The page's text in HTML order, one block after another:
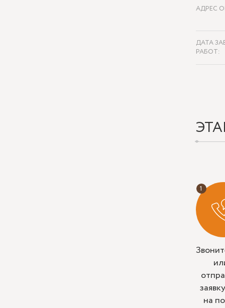
АДРЕС
ДАТА
РАБОТ:
на